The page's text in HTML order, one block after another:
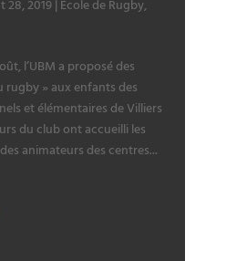
28, 2019| École de Rugby,
l’UBM a proposé des
rugby » aux enfants des
et élémentaires de Villiers
du club ont accueilli les
animateurs des centres...